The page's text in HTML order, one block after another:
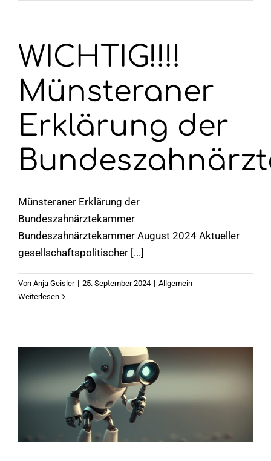
WICHTIG!!!!
Münsteraner
Erklärung der
Münsteraner Erklärung der
Bundeszahnärztekammer
Bundeszahnärztekammer August 2024 Aktueller
gesellschaftspolitischer [...]
Von Anja Geisler | 25. September 2024 | Allgemein
Weiterlesen